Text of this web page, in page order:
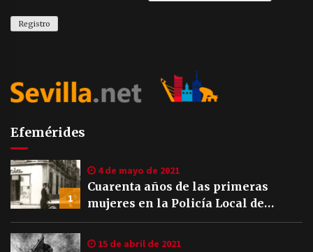
Efemérides
1
4 de mayo de 2021
Cuarenta años de las primeras
mujeres en la Policía Local de
Sevilla
15 de abril de 2021